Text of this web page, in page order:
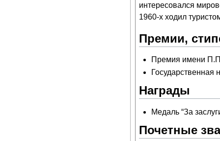
интересовался
1960-х ходил
Премии,
Премия имени
Награды
Медаль “За
Почетные